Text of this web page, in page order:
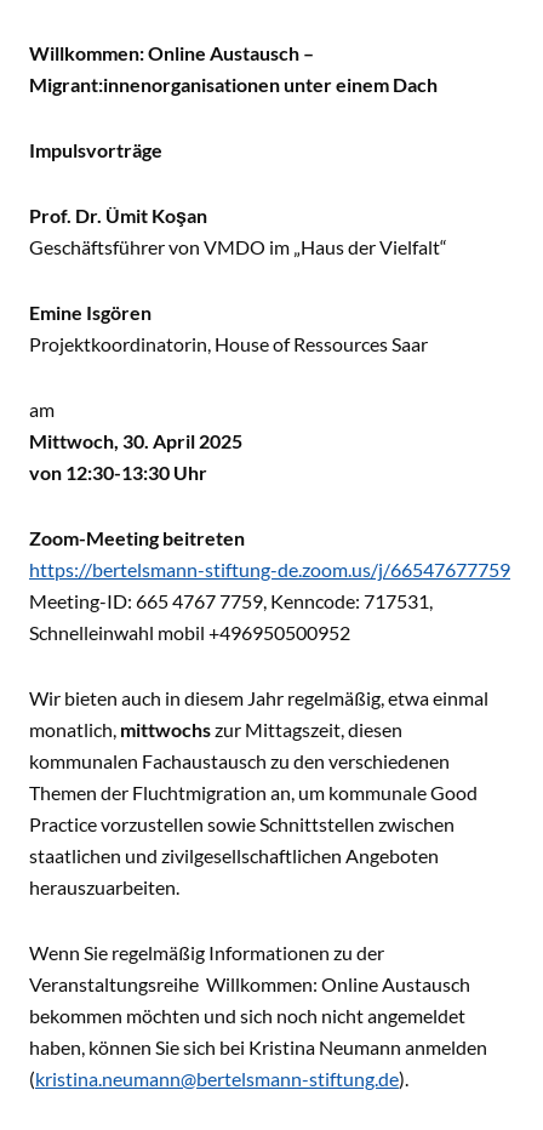
Willkommen: Online Austausch –
Migrant:innenorganisationen unter einem Dach
Impulsvorträge
Prof. Dr. Ümit Koşan
Geschäftsführer von VMDO im „Haus der Vielfalt“
Emine Isgören
Projektkoordinatorin, House of Ressources Saar
am
Mittwoch, 30. April 2025
von 12:30-13:30 Uhr
Zoom-Meeting beitreten
https://bertelsmann-stiftung-de.zoom.us/j/66547677759
Meeting-ID: 665 4767 7759, Kenncode: 717531,
Schnelleinwahl mobil +496950500952
Wir bieten auch in diesem Jahr regelmäßig, etwa einmal
monatlich, mittwochszur Mittagszeit, diesen
kommunalen Fachaustausch zu den verschiedenen
Themen der Fluchtmigration an, um kommunale Good
Practice vorzustellen sowie Schnittstellen zwischen
staatlichen und zivilgesellschaftlichen Angeboten
herauszuarbeiten.
Wenn Sie regelmäßig Informationen zu der
Veranstaltungsreihe Willkommen: Online Austausch
bekommen möchten und sich noch nicht angemeldet
haben, können Sie sich bei Kristina Neumann anmelden
(kristina.neumann@bertelsmann-stiftung.de).